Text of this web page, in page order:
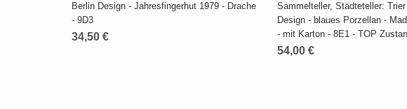
Berlin Design - Jahresfingerhut 1979 - Drache
- 9D3
34,50 €
Sammelteller, Städteteller:
Design - blaues Porzellan -
- mit Karton - 8E1 - TOP
54,00 €